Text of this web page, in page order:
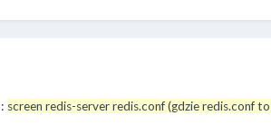
: screen redis-server redis.conf (gdzie redis.conf